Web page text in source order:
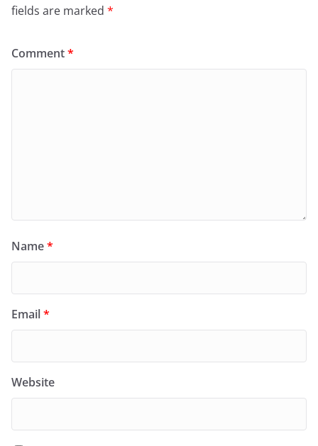
fields are marked *
Comment*
Name*
Email*
Website